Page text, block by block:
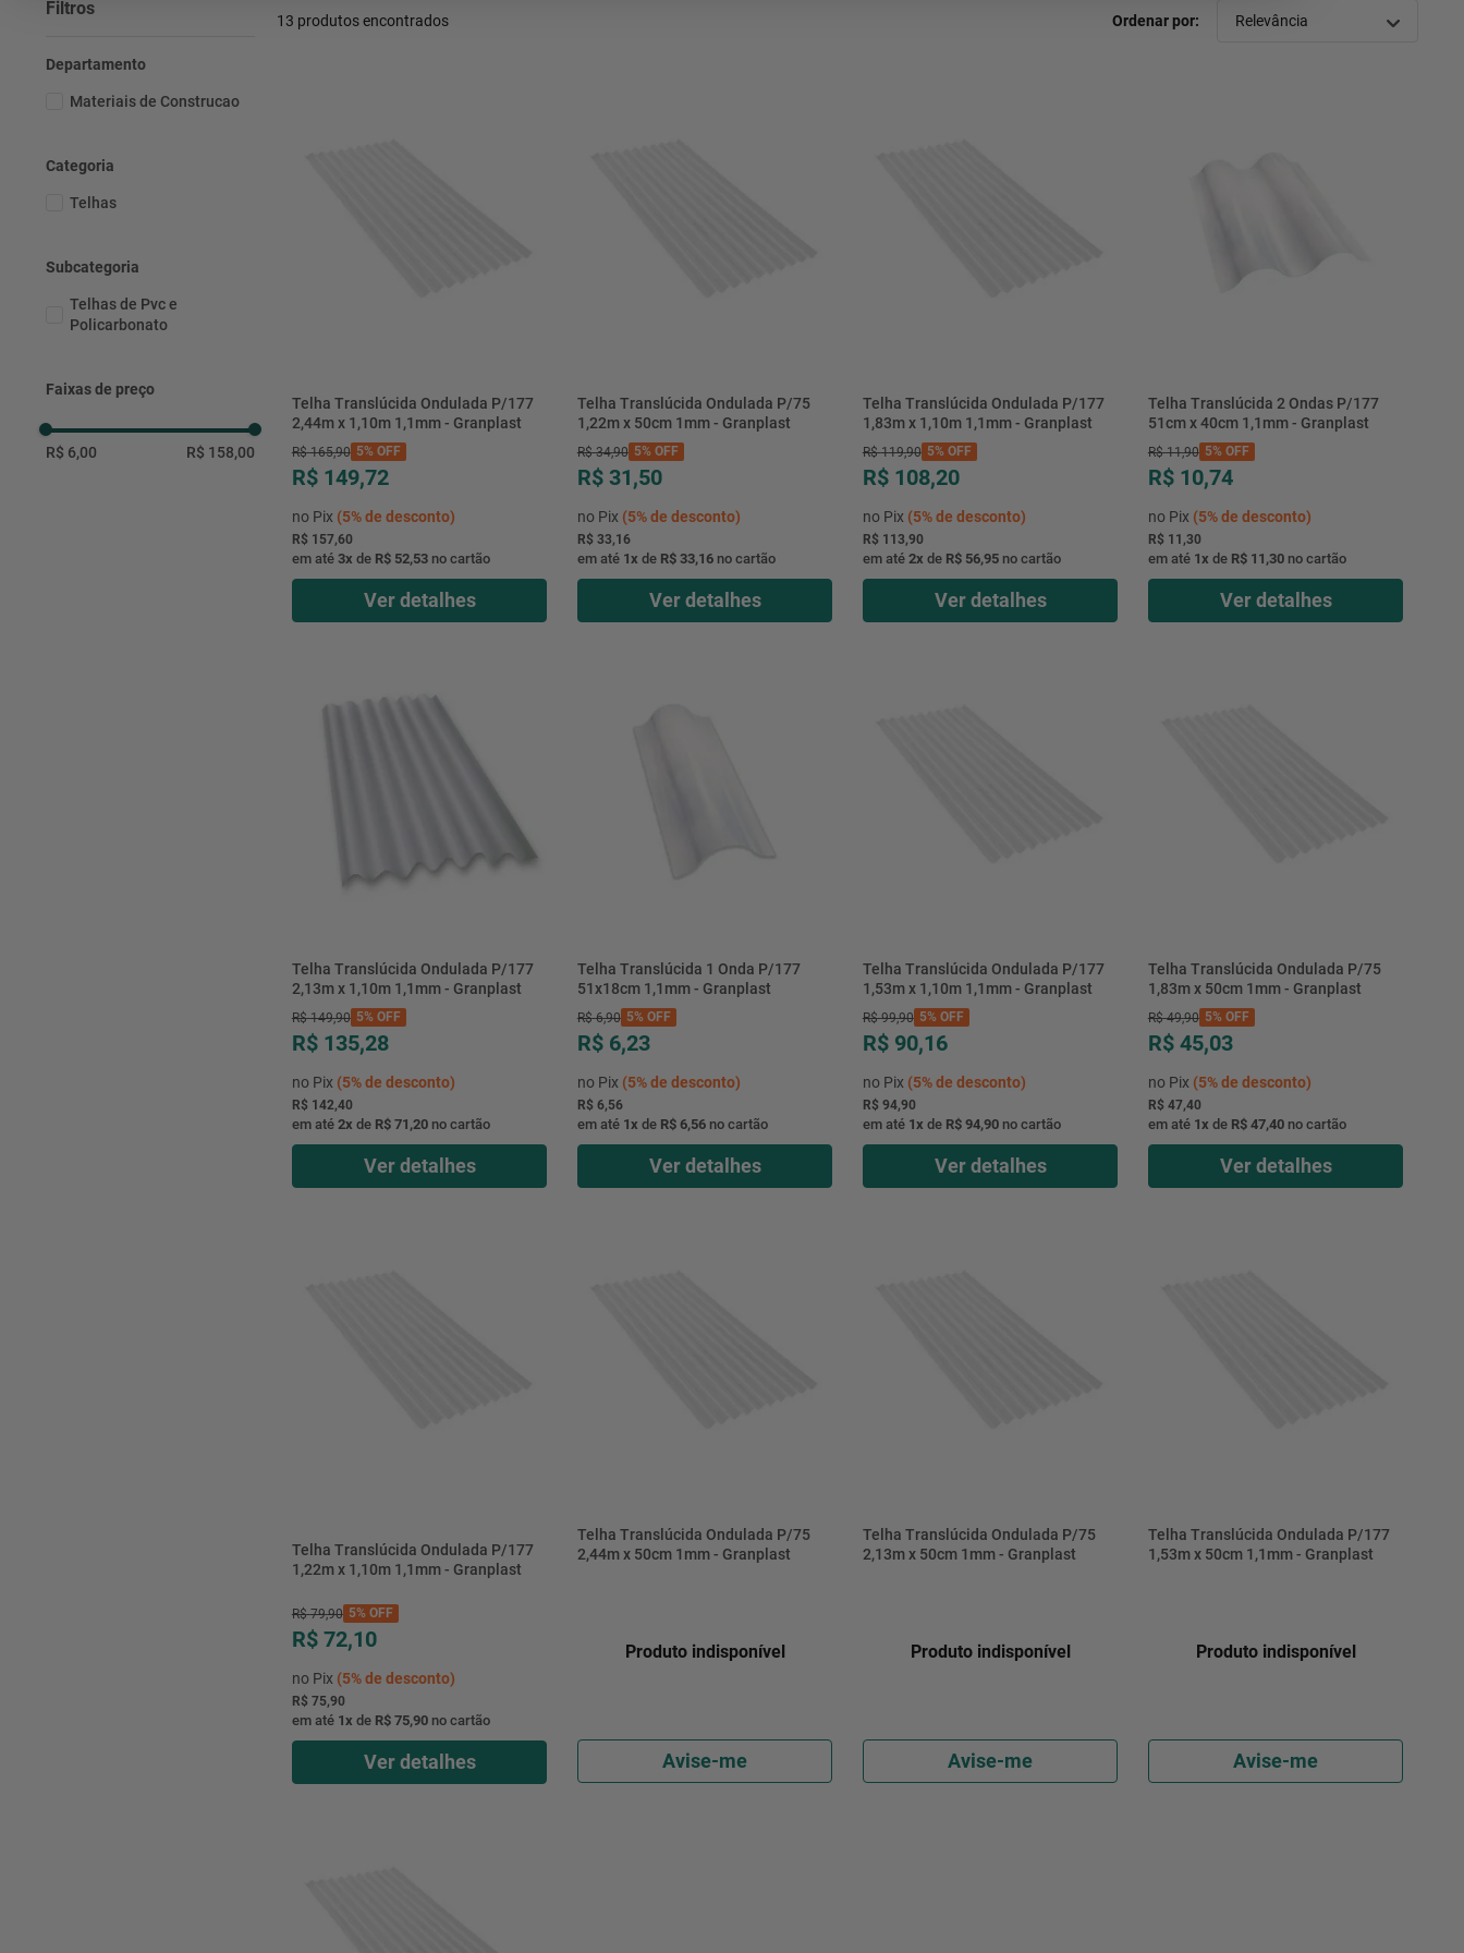
Filtros
Departamento
Materiais de Construcao
Categoria
Telhas
Subcategoria
Telhas de Pvc e
Policarbonato
Faixas de preço
R$ 6,00 R$ 158,00
13 produtos Relevância
Telha Translúcida Ondulada P/177
2,44m x 1,10m 1,1mm - Granplast
R$ 165,90 5%OFF
R$ 149,72
no Pix (5%de desconto)
R$ 157,60
em até 3x de R$ 52,53no cartão
Ver detalhes
Telha Translúcida Ondulada P/75
1,22m x 50cm 1mm - Granplast
R$ 34,90 5%OFF
R$ 31,50
no Pix (5%de desconto)
R$ 33,16
em até 1x de R$ 33,16no cartão
Ver detalhes
Telha Translúcida Ondulada P/177
1,83m x 1,10m 1,1mm - Granplast
R$ 119,90 5%OFF
R$ 108,20
no Pix (5%de desconto)
R$ 113,90
em até 2x de R$ 56,95no cartão
Ver detalhes
Telha Translúcida 2 Ondas P/177
51cm x 40cm 1,1mm - Granplast
R$ 11,90 5%OFF
R$ 10,74
no Pix (5%de desconto)
R$ 11,30
em até 1x de R$ 11,30no cartão
Ver detalhes
Telha Translúcida Ondulada P/177
2,13m x 1,10m 1,1mm - Granplast
R$ 149,90 5%OFF
R$ 135,28
no Pix (5%de desconto)
R$ 142,40
em até 2x de R$ 71,20no cartão
Ver detalhes
Telha Translúcida 1 Onda P/177
51x18cm 1,1mm - Granplast
R$ 6,90 5%OFF
R$ 6,23
no Pix (5%de desconto)
R$ 6,56
em até 1x de R$ 6,56no cartão
Ver detalhes
Telha Translúcida Ondulada P/177
1,53m x 1,10m 1,1mm - Granplast
R$ 99,90 5%OFF
R$ 90,16
no Pix (5%de desconto)
R$ 94,90
em até 1x de R$ 94,90no cartão
Ver detalhes
Telha Translúcida Ondulada P/75
1,83m x 50cm 1mm - Granplast
R$ 49,90 5%OFF
R$ 45,03
no Pix (5%de desconto)
R$ 47,40
em até 1x de R$ 47,40no cartão
Ver detalhes
Telha Translúcida Ondulada P/177
1,22m x 1,10m 1,1mm - Granplast
R$ 79,90 5%OFF
R$ 72,10
no Pix (5%de desconto)
R$ 75,90
em até 1x de R$ 75,90no cartão
Ver detalhes
Telha Translúcida Ondulada P/75
2,44m x 50cm 1mm - Granplast
Produto indisponível
Avise-me
Telha Translúcida Ondulada P/75
2,13m x 50cm 1mm - Granplast
Produto indisponível
Avise-me
Telha Translúcida Ondulada P/177
1,53m x 50cm 1,1mm - Granplast
Produto indisponível
Avise-me